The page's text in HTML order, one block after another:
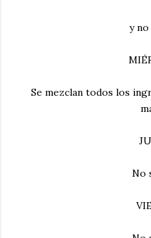
y
Se mezclan todos los
No